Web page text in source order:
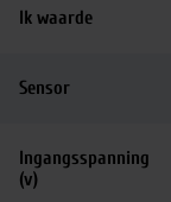
Ik waarde
Sensor
Ingangsspanning
(v)